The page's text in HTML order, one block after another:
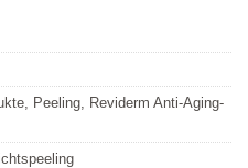
Peeling Reviderm Anti-Aging-